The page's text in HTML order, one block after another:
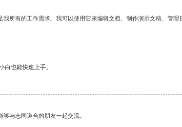
所有的工作需求。我可以使用它来编辑文档、制作演示文稿、管理
白也能快速上手。
与志同道合的朋友一起交流。